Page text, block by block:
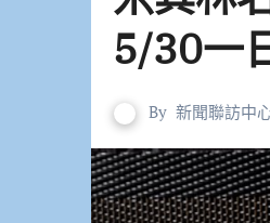
5/30一
By 新聞聯訪中